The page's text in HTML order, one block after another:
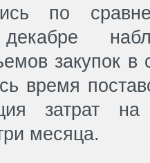
по
закупок в
время
затрат
месяца.